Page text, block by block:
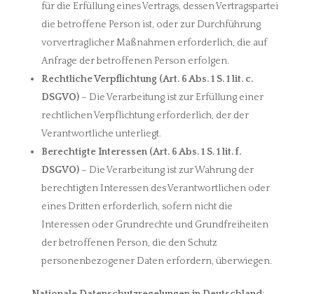
für die Erfüllung eines Vertrags, dessen Vertragspartei
die betroffene Person ist, oder zur Durchführung
vorvertraglicher Maßnahmen erforderlich, die auf
Anfrage der betroffenen Person erfolgen.
Rechtliche Verpflichtung (Art. 6 Abs. 1 S. 1 lit. c.
DSGVO)– Die Verarbeitung ist zur Erfüllung einer
rechtlichen Verpflichtung erforderlich, der der
Verantwortliche unterliegt.
Berechtigte Interessen (Art. 6 Abs. 1 S. 1 lit. f.
DSGVO)– Die Verarbeitung ist zur Wahrung der
berechtigten Interessen des Verantwortlichen oder
eines Dritten erforderlich, sofern nicht die
Interessen oder Grundrechte und Grundfreiheiten
der betroffenen Person, die den Schutz
personenbezogener Daten erfordern, überwiegen.